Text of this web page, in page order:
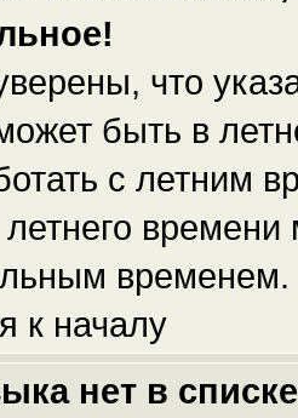
что
быть в
с летним
временем.
к началу
нет в